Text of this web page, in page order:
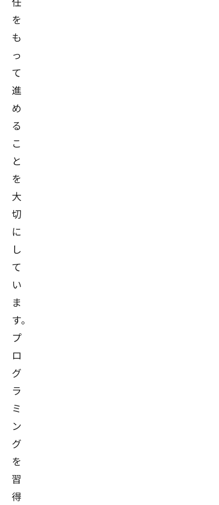
を
も
っ
て
進
め
る
こ
と
を
大
切
に
し
て
い
ま
す。
プ
ロ
グ
ラ
ミ
ン
グ
を
習
得